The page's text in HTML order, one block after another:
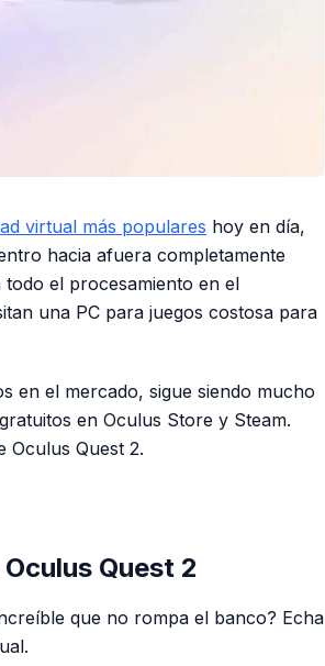
virtual más populares hoy en día,
hacia afuera completamente
el procesamiento en el
una PC para juegos costosa para
en el mercado, sigue siendo mucho
en Oculus Store y Steam.
Oculus Quest 2.
Quest 2
que no rompa el banco? Echa